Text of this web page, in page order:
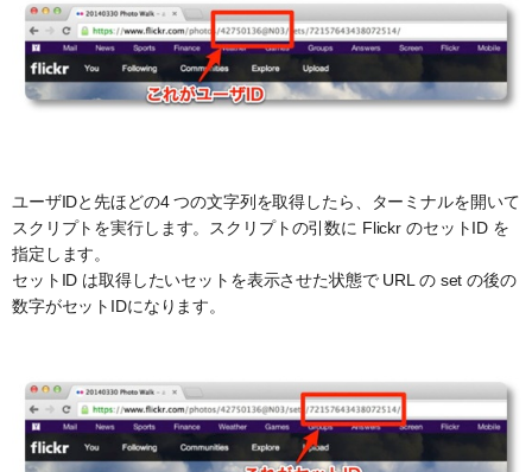
ユーザIDと先ほどの4 つの文字列を取得したら、ターミナルを開いて
スクリプトを実行します。スクリプトの引数に Flickr のセットID を
指定します。
セットID は取得したいセットを表示させた状態で URL の set の後の
数字がセットIDになります。